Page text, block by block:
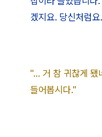
겠지요. 당신처럼요
"... 거 참 귀찮게 됐
들어봅시다."